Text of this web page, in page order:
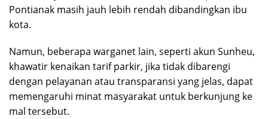
Pontianak masih jauh lebih rendah dibandingkan ibu
kota.
Namun, beberapa warganet lain, seperti akun Sunheu,
khawatir kenaikan tarif parkir, jika tidak dibarengi
dengan pelayanan atau transparansi yang jelas, dapat
memengaruhi minat masyarakat untuk berkunjung ke
mal tersebut.